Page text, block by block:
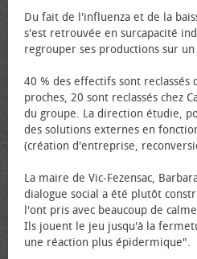
Du fait de l'influenza et de la
s'est retrouvée en surcapacité
regrouper ses productions sur un
40 % des effectifs sont reclassés
proches, 20 sont reclassés chez
du groupe. La direction étudie,
des solutions externes en
(création d'entreprise,
La maire de Vic-Fezensac,
dialogue social a été plutôt
l'ont pris avec beaucoup de
Ils jouent le jeu jusqu'à la
une réaction plus épidermique".